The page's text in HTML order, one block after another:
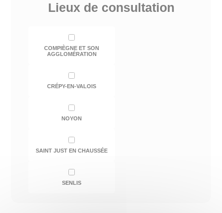
Lieux de consultation
COMPIÈGNE ET SON
AGGLOMÉRATION
CRÉPY-EN-VALOIS
NOYON
SAINT JUST EN CHAUSSÉE
SENLIS